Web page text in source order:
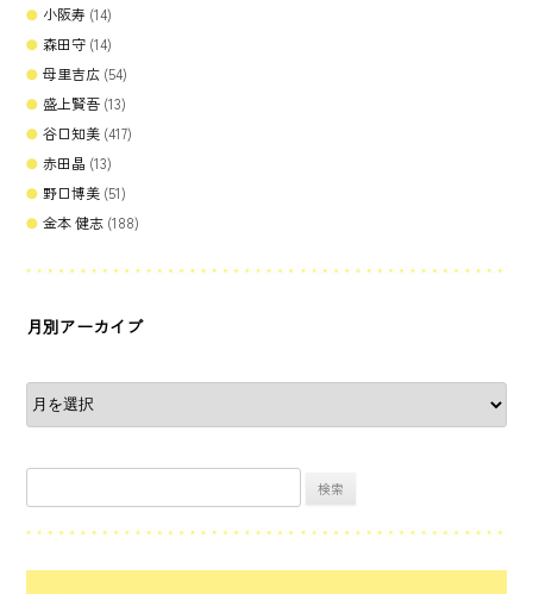
小阪寿 (14)
森田守 (14)
母里吉広 (54)
盛上賢吾 (13)
谷口知美 (417)
赤田晶 (13)
野口博美 (51)
金本 健志 (188)
月別アーカイブ